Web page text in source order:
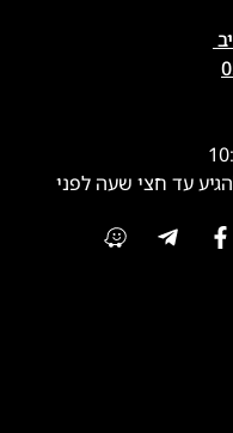
עד חצי שעה לפני